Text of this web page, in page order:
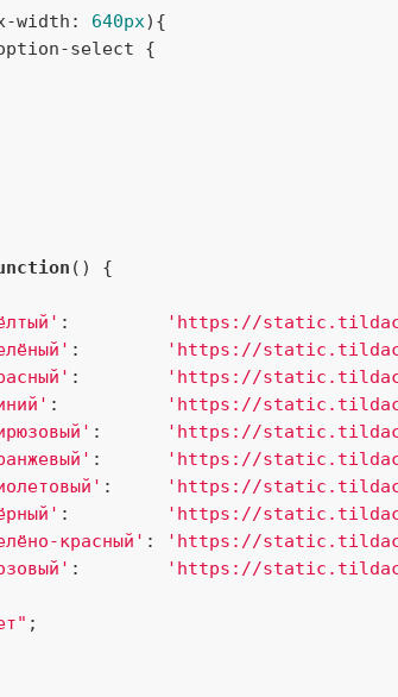
width: 640px)
select
{
( )
: 'https://
: 'https://
: 'https://
: 'https://
: 'https://
: 'https://
: 'https://
: 'https://
красный' : 'https://
:
'https://